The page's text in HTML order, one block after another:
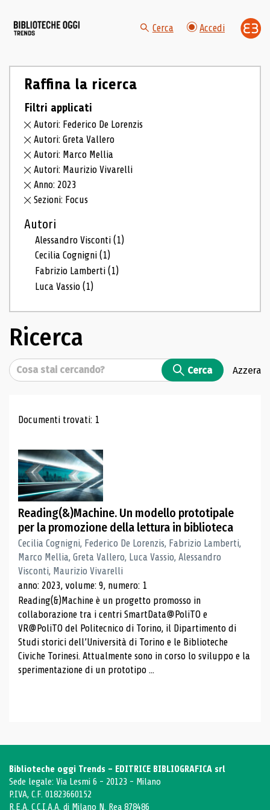
Cerca Accedi
Raffina la ricerca
Filtri applicati
Autori: Federico De Lorenzis
Autori: Greta Vallero
Autori: Marco Mellia
Autori: Maurizio Vivarelli
Anno: 2023
Sezioni: Focus
Autori
Alessandro Visconti(1)
Cecilia Cognigni(1)
Fabrizio Lamberti(1)
Luca Vassio(1)
Ricerca
Cerca Cerca Azzera
Risultati di ricerca
Documenti trovati: 1
Reading(&)Machine. Un modello prototipale
per la promozione della lettura in biblioteca
Cecilia Cognigni, Federico De Lorenzis, Fabrizio Lamberti,
Marco Mellia, Greta Vallero, Luca Vassio, Alessandro
Visconti, Maurizio Vivarelli
anno: 2023, volume: 9, numero: 1
Reading(&)Machine è un progetto promosso in
collaborazione tra i centri SmartData@PoliTO e
VR@PoliTO del Politecnico di Torino, il Dipartimento di
Studi storici dell’Università di Torino e le Biblioteche
Civiche Torinesi. Attualmente sono in corso lo sviluppo e la
sperimentazione di un prototipo ...
Biblioteche oggi Trends - EDITRICE BIBLIOGRAFICA srl
Sede legale: Via Lesmi 6 - 20123 - Milano
P.IVA, C.F. 01823660152
R.E.A. C.C.I.A.A. di Milano N. Rea 878486